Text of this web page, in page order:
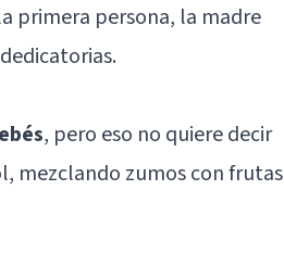
primera persona, la madre
, pero eso no quiere decir
mezclando zumos con frutas